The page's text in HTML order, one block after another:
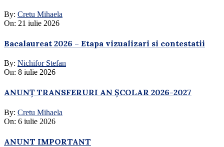
By: Cretu Mihaela
On: 21 iulie 2026
Bacalaureat 2026 – Etapa vizualizari si contestatii
By: Nichifor Stefan
On: 8 iulie 2026
ANUNȚ TRANSFERURI AN ȘCOLAR 2026-2027
By: Cretu Mihaela
On: 6 iulie 2026
ANUNT IMPORTANT